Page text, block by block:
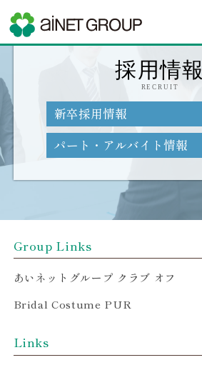
採用情報
RECRUIT
新卒採用情報
パート・アルバイト情報
Group Links
あいネットグループ クラブ オフ
Bridal Costume PUR
Links